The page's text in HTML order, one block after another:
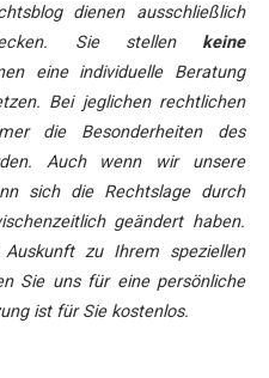
dienen ausschließlich
Sie stellen keine
eine individuelle Beratung
Bei jeglichen rechtlichen
die Besonderheiten des
Auch wenn wir unsere
sich die Rechtslage durch
geändert haben.
zu Ihrem speziellen
Sie uns für eine persönliche
ist für Sie kostenlos.